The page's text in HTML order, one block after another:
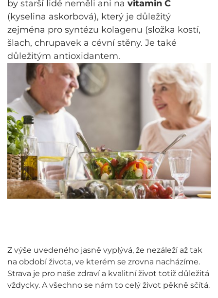
by starší lidé neměli ani na vitamin C
(kyselina askorbová), který je důležitý
zejména pro syntézu kolagenu (složka kostí,
šlach, chrupavek a cévní stěny. Je také
důležitým antioxidantem.
Z výše uvedeného jasně vyplývá, že nezáleží až tak
na období života, ve kterém se zrovna nacházíme.
Strava je pro naše zdraví a kvalitní život totiž důležitá
vždycky. A všechno se nám to celý život pěkně sčítá.